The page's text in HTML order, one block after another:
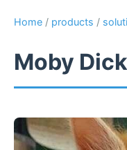
Home / products /
Moby